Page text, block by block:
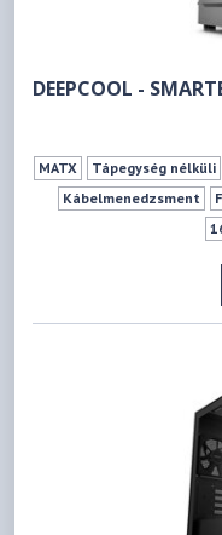
DEEPCOOL -
MATX Tápegység nélküli
Kábelmenedzsment